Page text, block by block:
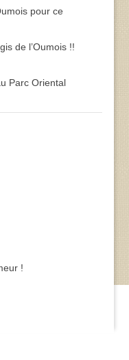
pour ce
de l’Oumois !!
Parc Oriental
!